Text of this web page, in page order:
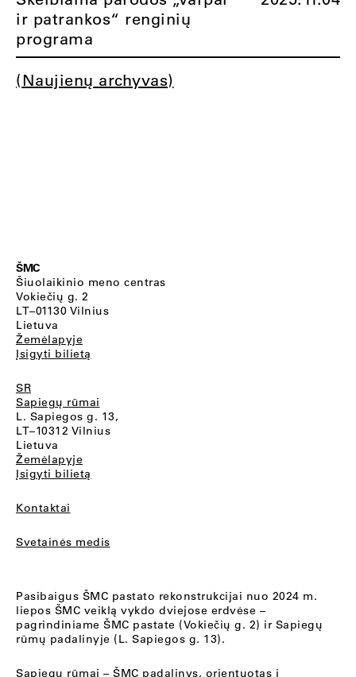
ir patrankos“ renginių
programa
(Naujienų archyvas)
ŠMC
Šiuolaikinio meno centras
Vokiečių g. 2
LT–01130 Vilnius
Lietuva
Žemėlapyje
Įsigyti bilietą
SR
Sapiegų rūmai
L. Sapiegos g. 13,
LT–10312 Vilnius
Lietuva
Žemėlapyje
Įsigyti bilietą
Kontaktai
Svetainės medis
Pasibaigus ŠMC pastato rekonstrukcijai nuo 2024 m.
liepos ŠMC veiklą vykdo dviejose erdvėse –
pagrindiniame ŠMC pastate (Vokiečių g. 2) ir Sapiegų
rūmų padalinyje (L. Sapiegos g. 13).
Sapiegų rūmai – ŠMC padalinys, orientuotas į